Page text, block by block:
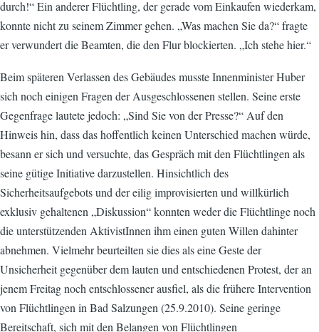
durch!“ Ein anderer Flüchtling, der gerade vom Einkaufen wiederkam,
konnte nicht zu seinem Zimmer gehen. „Was machen Sie da?“ fragte
er verwundert die Beamten, die den Flur blockierten. „Ich stehe hier.“
Beim späteren Verlassen des Gebäudes musste Innenminister Huber
sich noch einigen Fragen der Ausgeschlossenen stellen. Seine erste
Gegenfrage lautete jedoch: „Sind Sie von der Presse?“ Auf den
Hinweis hin, dass das hoffentlich keinen Unterschied machen würde,
besann er sich und versuchte, das Gespräch mit den Flüchtlingen als
seine gütige Initiative darzustellen. Hinsichtlich des
Sicherheitsaufgebots und der eilig improvisierten und willkürlich
exklusiv gehaltenen „Diskussion“ konnten weder die Flüchtlinge noch
die unterstützenden AktivistInnen ihm einen guten Willen dahinter
abnehmen. Vielmehr beurteilten sie dies als eine Geste der
Unsicherheit gegenüber dem lauten und entschiedenen Protest, der an
jenem Freitag noch entschlossener ausfiel, als die frühere Intervention
von Flüchtlingen in Bad Salzungen (25.9.2010). Seine geringe
Bereitschaft, sich mit den Belangen von Flüchtlingen